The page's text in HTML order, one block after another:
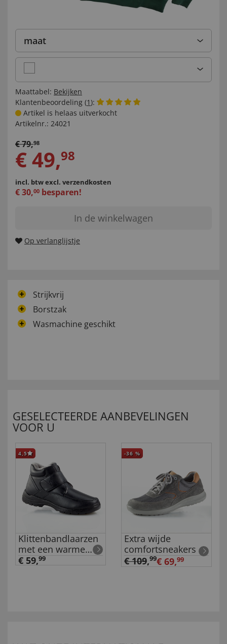
maat
Maattabel: Bekijken
Klantenbeoordeling (1):
Artikel is helaas uitverkocht
Artikelnr.: 24021
€79,98
€49,98
incl. btwexcl. verzendkosten
€30,00 besparen!
In de winkelwagen
Op verlanglijstje
Strijkvrij
Borstzak
Wasmachine geschikt
GESELECTEERDE AANBEVELINGEN
VOOR U
4,5
Klittenbandlaarzen
met een warme
voering
€ 59,99
-36 %
Extra wijde
comfortsneakers
€ 109,99€ 69,99